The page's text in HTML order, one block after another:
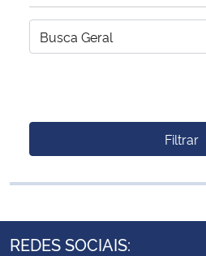
Filtrar
REDES SOCIAIS: